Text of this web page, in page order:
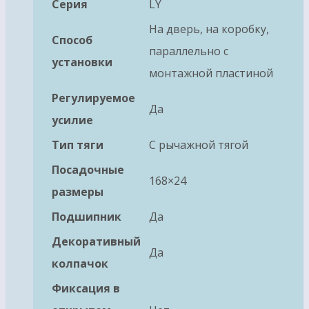
Серия LY
Способ
установки
На дверь, на коробку,
параллельно с
монтажной пластиной
Регулируемое
усилие
Да
Тип тяги
С рычажной тягой
Посадочные
размеры
168×24
Подшипник
Да
Декоративный
колпачок
Да
Фиксация в